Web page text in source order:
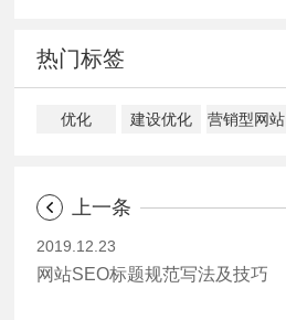
热门标签
优化 建设优化 营销型网站
上一条
2019.12.23
网站SEO标题规范写法及技巧